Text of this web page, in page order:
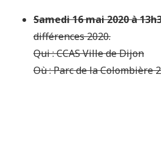
Samedi 16 mai 2020 à
différences 2020.
Qui : CCAS Ville de Dijon
Où : Parc de la Colombière